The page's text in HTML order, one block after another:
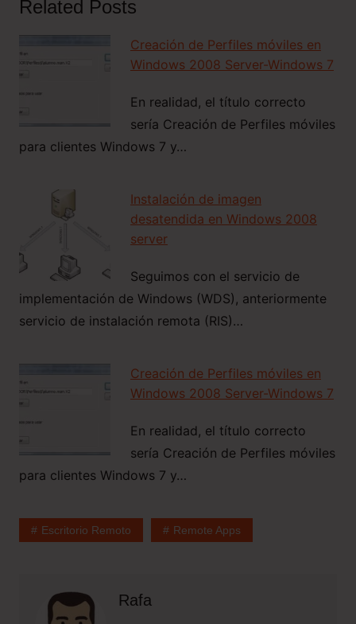
Related Posts
Creación de Perfiles móviles en
Windows 2008 Server-Windows 7
En realidad, el título correcto
sería Creación de Perfiles móviles
para clientes Windows 7 y…
Instalación de imagen
desatendida en Windows 2008
server
Seguimos con el servicio de
implementación de Windows (WDS), anteriormente
servicio de instalación remota (RIS)…
Creación de Perfiles móviles en
Windows 2008 Server-Windows 7
En realidad, el título correcto
sería Creación de Perfiles móviles
para clientes Windows 7 y…
Escritorio Remoto Remote Apps
Rafa